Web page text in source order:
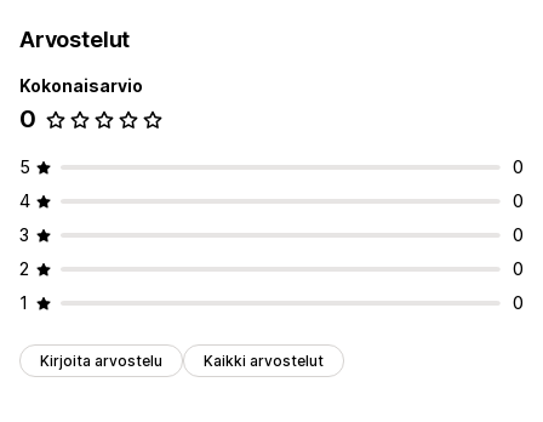
Arvostelut
Kokonaisarvio
0
5
0
4
0
3
0
2
0
1
0
Kirjoita arvostelu Kaikki arvostelut